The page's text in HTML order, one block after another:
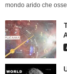
mondo arido che